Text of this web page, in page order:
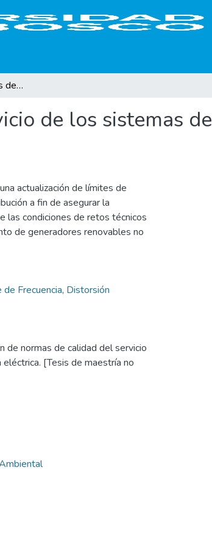
Actualización de normas de calidad del servicio de los sistemas de distribución de energía eléctrica.
de los sistemas de
actualización de límites de
a fin de asegurar la
las condiciones de retos técnicos
de generadores renovables no
de Frecuencia, Distorsión
de normas de calidad del servicio
[Tesis de maestría no